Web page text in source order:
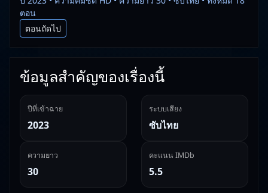
ตอน
ตอนถัดไป
ข้อมูลสำคัญของเรื่องนี้
ปีที่เข้าฉาย
2023
ระบบเสียง
ซับไทย
ความยาว
30
คะแนน IMDb
5.5